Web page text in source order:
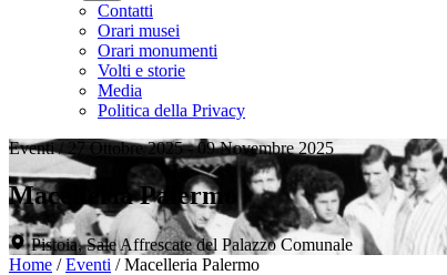
Contatti
Orari musei
Orari monumenti
Volti e storie
Media
Politica della Privacy
Eventi / 27 Ottobre 2025 - 09 Novembre 2025
Macelleria Palermo
Pistoia, Sale Affrescate del Palazzo Comunale
Home /Eventi /Macelleria Palermo